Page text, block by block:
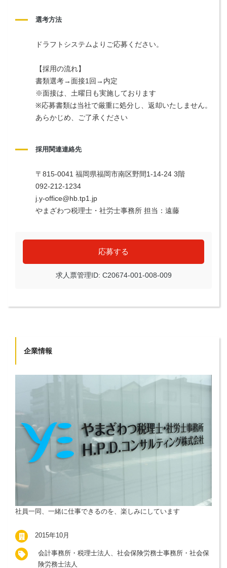
選考方法
ドラフトシステムよりご応募ください。
【採用の流れ】
書類選考→面接1回→内定
※面接は、土曜日も実施しております
※応募書類は当社で厳重に処分し、返却いたしません。
あらかじめ、ご了承ください
採用関連連絡先
〒815-0041 福岡県福岡市南区野間1-14-24 3階
092-212-1234
j.y-office@hb.tp1.jp
やまざわつ税理士・社労士事務所 担当：遠藤
応募する
求人票管理ID: C20674-001-008-009
企業情報
社員一同、一緒に仕事できるのを、楽しみにしています
2015年10月
会計事務所・税理士法人、社会保険労務士事務所・社会保
険労務士法人